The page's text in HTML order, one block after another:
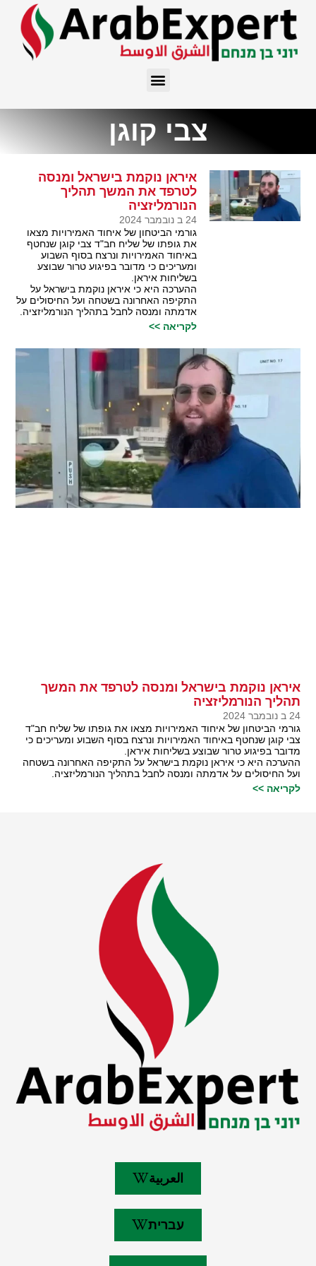
צבי קוגן
איראן נוקמת בישראל ומנסה
לטרפד את המשך תהליך
הנורמליזציה
24 ב נובמבר 2024
גורמי הביטחון של איחוד האמירויות מצאו
את גופתו של שליח חב"ד צבי קוגן שנחטף
באיחוד האמירויות ונרצח בסוף השבוע
ומעריכים כי מדובר בפיגוע טרור שבוצע
בשליחות איראן.
ההערכה היא כי איראן נוקמת בישראל על
התקיפה האחרונה בשטחה ועל החיסולים על
אדמתה ומנסה לחבל בתהליך הנורמליזציה.
לקריאה >>
איראן נוקמת בישראל ומנסה לטרפד את המשך
תהליך הנורמליזציה
24 ב נובמבר 2024
גורמי הביטחון של איחוד האמירויות מצאו את גופתו של שליח חב"ד
צבי קוגן שנחטף באיחוד האמירויות ונרצח בסוף השבוע ומעריכים כי
מדובר בפיגוע טרור שבוצע בשליחות איראן.
ההערכה היא כי איראן נוקמת בישראל על התקיפה האחרונה בשטחה
ועל החיסולים על אדמתה ומנסה לחבל בתהליך הנורמליזציה.
לקריאה >>
العربية
עברית